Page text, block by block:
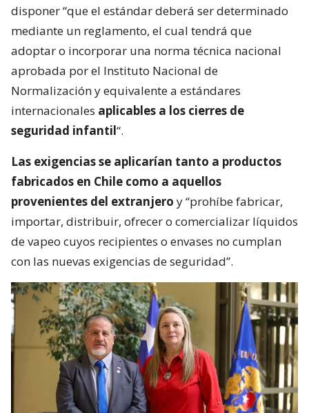
disponer “que el estándar deberá ser determinado
mediante un reglamento, el cual tendrá que
adoptar o incorporar una norma técnica nacional
aprobada por el Instituto Nacional de
Normalización y equivalente a estándares
internacionales aplicables a los cierres de
seguridad infantil“.
Las exigencias se aplicarían tanto a productos
fabricados en Chile como a aquellos
provenientes del extranjero y “prohíbe fabricar,
importar, distribuir, ofrecer o comercializar líquidos
de vapeo cuyos recipientes o envases no cumplan
con las nuevas exigencias de seguridad”.